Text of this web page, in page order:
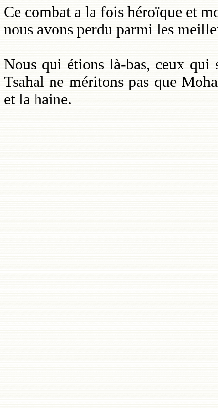
Ce combat a la fois héroïque et
nous avons perdu parmi les
Nous qui étions là-bas, ceux qui
Tsahal ne méritons pas que
et la haine.